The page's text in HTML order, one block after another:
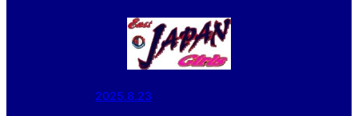
2025.8.23